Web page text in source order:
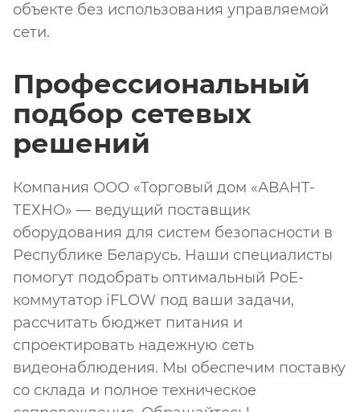
объекте без использования управляемой
сети.
Профессиональный
подбор сетевых
решений
Компания ООО «Торговый дом «АВАНТ-
ТЕХНО» — ведущий поставщик
оборудования для систем безопасности в
Республике Беларусь. Наши специалисты
помогут подобрать оптимальный PoE-
коммутатор iFLOW под ваши задачи,
рассчитать бюджет питания и
спроектировать надежную сеть
видеонаблюдения. Мы обеспечим поставку
со склада и полное техническое